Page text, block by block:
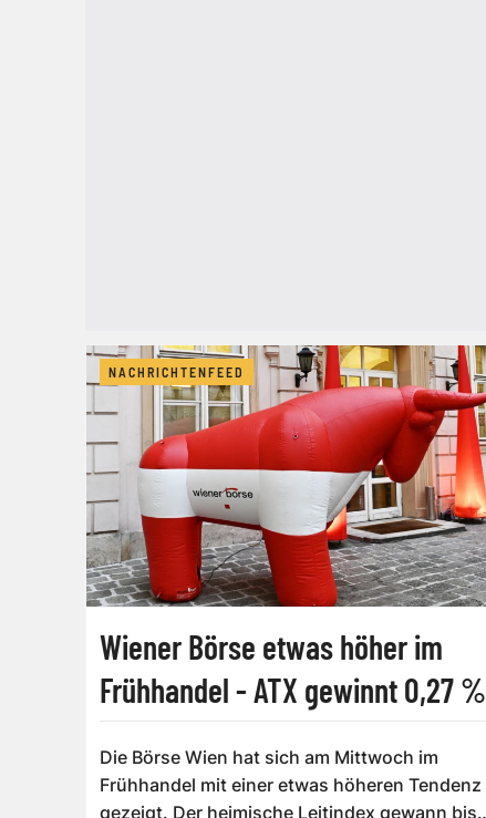
NACHRICHTENFEED
Wiener Börse etwas höher im
Frühhandel - ATX gewinnt 0,27 %
Die Börse Wien hat sich am Mittwoch im
Frühhandel mit einer etwas höheren Tendenz
gezeigt. Der heimische Leitindex gewann bis